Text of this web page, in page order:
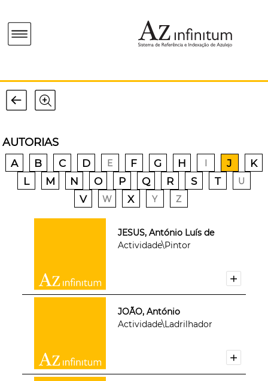
AUTORIAS
A B C D E F G H I J
K
L
M N O P Q R S T U
V W X Y Z
JESUS, António Luís de
Actividade\Pintor
JOÃO, António
Actividade\Ladrilhador